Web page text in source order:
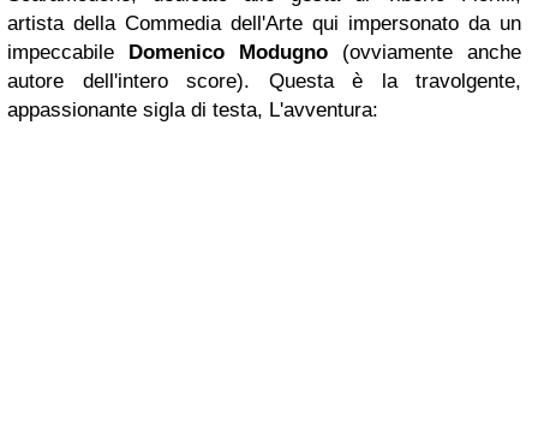
artista della Commedia dell'Arte qui impersonato da un
impeccabile Domenico Modugno (ovviamente anche
autore dell'intero score). Questa è la travolgente,
appassionante sigla di testa, L'avventura: